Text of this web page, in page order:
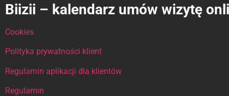
Biizii – kalendarz umów wizytę
Cookies
Polityka prywatności klient
Regulamin aplikacji dla klientów
Regulamin